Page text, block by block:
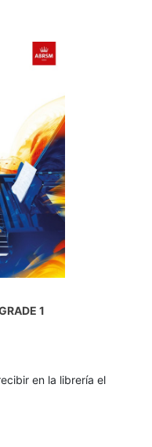
1
en la librería el